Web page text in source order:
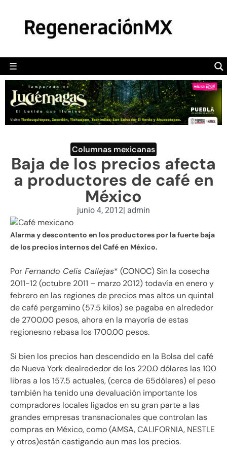
☰
POLÍTICA
CAMALEÓN
OPINIÓN
DEPORTES
ENGLISH SECTION
VIDEOS
Columnas mexicanas
Baja de los precios afecta
a productores de café en
México
junio 4, 2012| admin
Alarma y descontento en los productores por la fuerte baja
de los precios internos del Café en México.
Por Fernando Celis Callejas* (CONOC) Sin la cosecha
2011-12 (octubre 2011 – marzo 2012) todavía en enero y
febrero en las regiones de precios mas altos un quintal
de café pergamino (57.5 kilos) se pagaba en alrededor
de 2700.00 pesos, ahora en la mayoría de estas
regionesno rebasa los 1700.00 pesos.
Si bien los precios han descendido en la Bolsa del café
de Nueva York dealrededor de los 220.0 dólares las 100
libras a los 157.5 actuales, (cerca de 65dólares) el peso
también ha tenido una devaluación importante los
compradores locales ligados en su gran parte a las
grandes empresas transnacionales que controlan las
compras en México, como (AMSA, CALIFORNIA, NESTLE
y otros)están castigando aun mas los precios.